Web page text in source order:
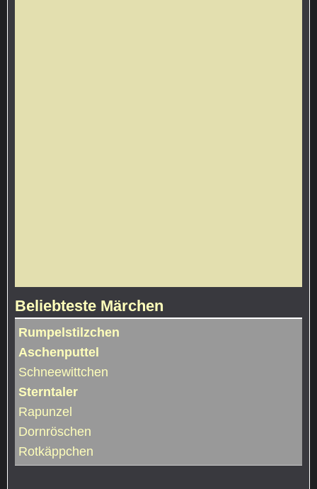
Beliebteste Märchen
Rumpelstilzchen
Aschenputtel
Schneewittchen
Sterntaler
Rapunzel
Dornröschen
Rotkäppchen